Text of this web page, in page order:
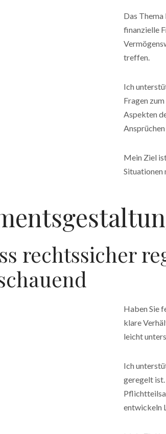
Das
finanzielle
treffen.
Ich
Fragen
Aspekten
Mein Ziel
Situationen
rechtssicher
Haben Sie
klare
leicht
Ich
geregelt ist.
entwickeln